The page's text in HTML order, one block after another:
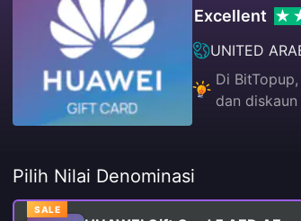
Excellent
UNITED
Di
dan
Pilih Nilai Denominasi
SALE